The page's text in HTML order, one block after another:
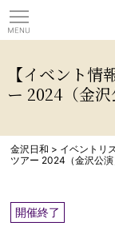
【イベント情
ー 2024（金沢
金沢日和 > イベントリ
ツアー 2024（金沢公演
開催終了